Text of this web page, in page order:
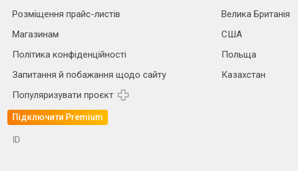
Розміщення прайс-листів
Магазинам
Політика конфіденційності
Запитання й побажання щодо сайту
Популяризувати проєкт
Підключити Premium
Велика Британія
США
Польща
Казахстан
ID